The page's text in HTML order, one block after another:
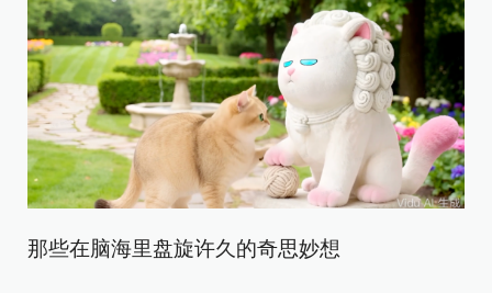
那些在脑海里盘旋许久的奇思妙想